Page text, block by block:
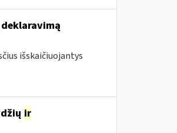
išskaičiuojantys
ir